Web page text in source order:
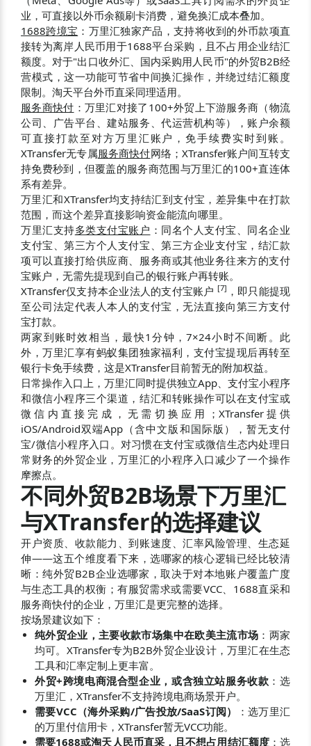
业，可直接以外币余额刷卡消费，避免换汇成本叠加。
1688跨境宝 ：万里汇独家产品，支持将收到的外币款项直
接转为离岸人民币用于1688平台采购，且不占用企业结汇
额度。对于"出口收外汇、国内采购用人民币"的外贸B2B经
营模式，这一功能可节省中间换汇操作，并绕过结汇额度
限制。淘天平台外币直采同理适用。
服务商快付 ：万里汇对接了100+外贸上下游服务商（物流
公司、广告平台、建站服务、代运营机构等），账户余额
可直接打款至对方万里汇账户，免手续费实时到账。
XTransfer无专属服务商快付网络；XTransfer账户间互转支
持免费秒到，但覆盖的服务商范围与万里汇的100+直连体
系有差异。
万里汇和XTransfer均支持结汇到支付宝，差异集中在打款
范围，而这个差异直接影响资金能流向哪里。
万里汇支持多类支付宝账户 ：同名个人支付宝、同名企业
支付宝、第三方个人支付宝、第三方企业支付宝，结汇款
项可以直接打给供应商、服务商或其他业务往来方的支付
宝账户，无需先提现到自己的银行账户再转账。
XTransfer仅支持本企业法人的支付宝账户 [7] ，即只能提现
至公司法定代表人本人的支付宝，无法直接向第三方支付
宝打款。
两家到账时效相当，最快1分钟，7×24小时不间断。此
外，万里汇享有蚂蚁集团独家福利，支付宝提现后再转至
银行卡免手续费，这是XTransfer目前暂无的附加权益。
日常操作入口上，万里汇同时提供独立App、支付宝小程序
和微信小程序三个渠道，结汇和转账操作可以在支付宝或
微信内直接完成，无需切换应用；XTransfer提供
iOS/Android双端App（含中文版和国际版），暂无支付
宝/微信小程序入口。对习惯在支付宝或微信生态内处理日
常财务的外贸企业，万里汇的小程序入口减少了一个操作
摩擦点。
不同外贸B2B场景下万里汇
与XTransfer的选择建议
开户资质、收款能力、到账速度、汇率风险管理、生态延
伸——这五个维度看下来，选哪家的核心逻辑已经比较清
晰：纯外贸B2B企业选哪家，取决于对本地账户覆盖广度
与生态工具的权衡；有服贸需求或需要VCC、1688直采和
服务商快付的企业，万里汇是更完整的选择。
按场景建议如下：
纯外贸企业，主要收款市场集中在欧美主流市场 ：两家
均可。XTransfer专为B2B外贸企业设计，万里汇在生态
工具和汇率定制上更丰富。
外贸+跨境电商混合型企业，或含独立站服务收款 ：选
万里汇，XTransfer不支持跨境电商场景开户。
需要VCC（海外采购/广告投放/SaaS订阅）
：选万里汇
的万里付信用卡，XTransfer暂无VCC功能。
需要1688或淘天人民币直采，且不想占用结汇额度：选